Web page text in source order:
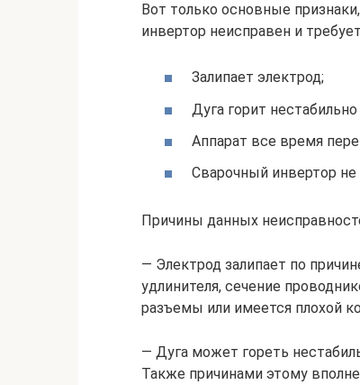
Вот только основные
инвертор неисправен и
Залипает электрод;
Дуга горит
Аппарат все время
Сварочный инвертор не
Причины данных
— Электрод залипает по
удлинителя, сечение
разъемы или имеется плохой
— Дуга может гореть
Также причинами этому